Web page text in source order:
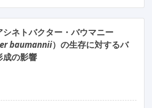
ネトバクター・バウマニー
baumannii）の生存に対するバ
成の影響